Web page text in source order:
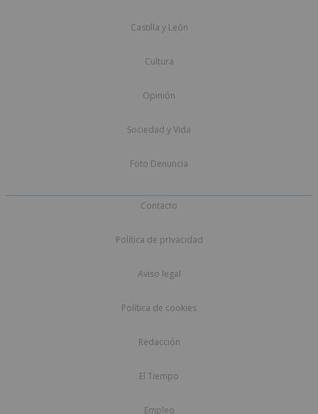
Castilla y León
Cultura
Opinión
Sociedad y Vida
Foto Denuncia
Contacto
Política de privacidad
Aviso legal
Política de cookies
Redacción
El Tiempo
Empleo